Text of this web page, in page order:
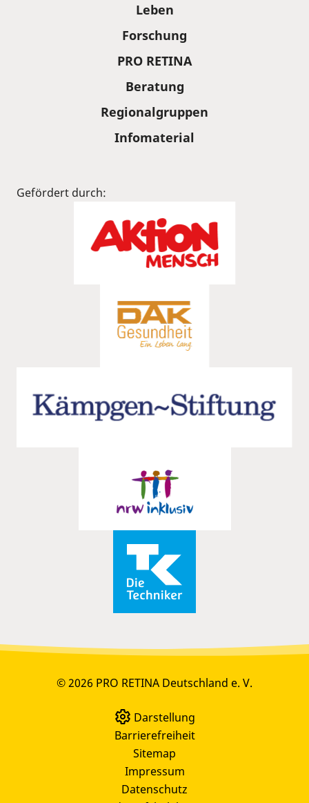
Leben
Forschung
PRO RETINA
Beratung
Regionalgruppen
Infomaterial
Gefördert durch:
© 2026 PRO RETINA Deutschland e. V.
Darstellung
Barrierefreiheit
Sitemap
Impressum
Datenschutz